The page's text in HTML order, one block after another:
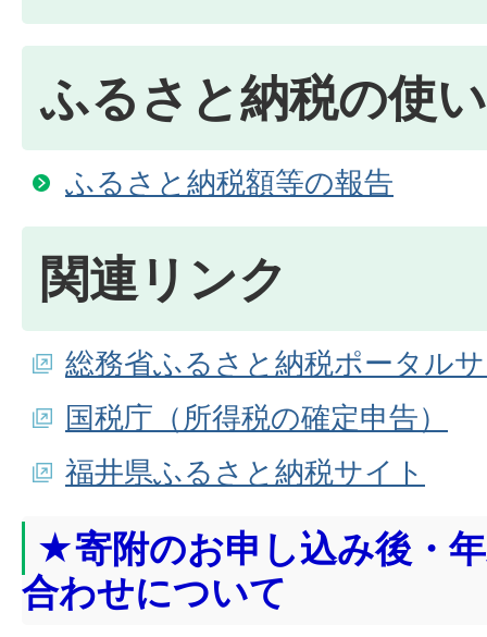
ふるさと納税の使
ふるさと納税額等の報告
関連リンク
総務省ふるさと納税ポータル
国税庁（所得税の確定申告）
福井県ふるさと納税サイト
★寄附のお申し込み後・
合わせについて